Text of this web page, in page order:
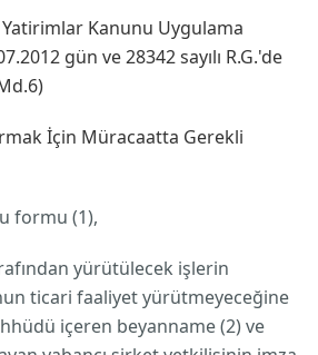
Kanunu Uygulama
gün ve 28342 sayılı R.G.'de
İçin Müracaatta Gerekli
formu (1),
yürütülecek işlerin
ticari faaliyet yürütmeyeceğine
içeren beyanname (2) ve